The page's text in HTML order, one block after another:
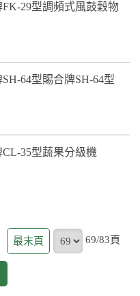
FK-29型調頻式風鼓穀物
SH-64型賜合牌SH-64型
CL-35型蔬果分級機
最末頁 頁
69/83頁